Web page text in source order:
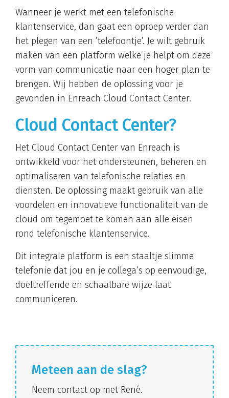
Wanneer je werkt met een telefonische
klantenservice, dan gaat een oproep verder dan
het plegen van een ’telefoontje’. Je wilt gebruik
maken van een platform welke je helpt om deze
vorm van communicatie naar een hoger plan te
brengen. Wij hebben de oplossing voor je
gevonden in Enreach Cloud Contact Center.
Cloud Contact Center?
Het Cloud Contact Center van Enreach is
ontwikkeld voor het ondersteunen, beheren en
optimaliseren van telefonische relaties en
diensten. De oplossing maakt gebruik van alle
voordelen en innovatieve functionaliteit van de
cloud om tegemoet te komen aan alle eisen
rond telefonische klantenservice.
Dit integrale platform is een staaltje slimme
telefonie dat jou en je collega’s op eenvoudige,
doeltreffende en schaalbare wijze laat
communiceren.
Meteen aan de slag?
Neem contact op met René.